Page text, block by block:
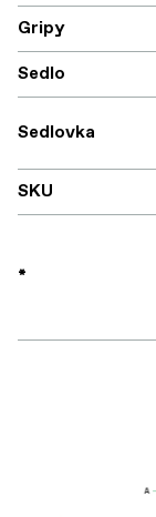
Gripy
Sedlo
Sedlovka
SKU
*